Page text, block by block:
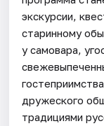
экскурсии,
старинному
у самовара,
дружеского
традициями